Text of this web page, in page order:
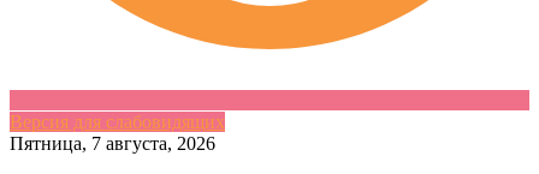
Версия для слабовидящих
Skip
Пятница, 7 августа, 2026